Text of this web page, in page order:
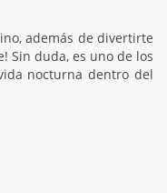
además de divertirte
Sin duda, es uno de los
nocturna dentro del